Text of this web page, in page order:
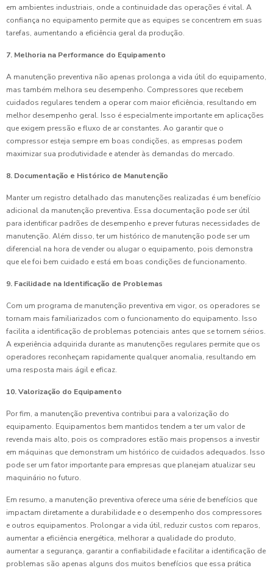
em ambientes industriais, onde a continuidade das operações é vital. A
confiança no equipamento permite que as equipes se concentrem em suas
tarefas, aumentando a eficiência geral da produção.
7. Melhoria na Performance do Equipamento
A manutenção preventiva não apenas prolonga a vida útil do equipamento,
mas também melhora seu desempenho. Compressores que recebem
cuidados regulares tendem a operar com maior eficiência, resultando em
melhor desempenho geral. Isso é especialmente importante em aplicações
que exigem pressão e fluxo de ar constantes. Ao garantir que o
compressor esteja sempre em boas condições, as empresas podem
maximizar sua produtividade e atender às demandas do mercado.
8. Documentação e Histórico de Manutenção
Manter um registro detalhado das manutenções realizadas é um benefício
adicional da manutenção preventiva. Essa documentação pode ser útil
para identificar padrões de desempenho e prever futuras necessidades de
manutenção. Além disso, ter um histórico de manutenção pode ser um
diferencial na hora de vender ou alugar o equipamento, pois demonstra
que ele foi bem cuidado e está em boas condições de funcionamento.
9. Facilidade na Identificação de Problemas
Com um programa de manutenção preventiva em vigor, os operadores se
tornam mais familiarizados com o funcionamento do equipamento. Isso
facilita a identificação de problemas potenciais antes que se tornem sérios.
A experiência adquirida durante as manutenções regulares permite que os
operadores reconheçam rapidamente qualquer anomalia, resultando em
uma resposta mais ágil e eficaz.
10. Valorização do Equipamento
Por fim, a manutenção preventiva contribui para a valorização do
equipamento. Equipamentos bem mantidos tendem a ter um valor de
revenda mais alto, pois os compradores estão mais propensos a investir
em máquinas que demonstram um histórico de cuidados adequados. Isso
pode ser um fator importante para empresas que planejam atualizar seu
maquinário no futuro.
Em resumo, a manutenção preventiva oferece uma série de benefícios que
impactam diretamente a durabilidade e o desempenho dos compressores
e outros equipamentos. Prolongar a vida útil, reduzir custos com reparos,
aumentar a eficiência energética, melhorar a qualidade do produto,
aumentar a segurança, garantir a confiabilidade e facilitar a identificação de
problemas são apenas alguns dos muitos benefícios que essa prática